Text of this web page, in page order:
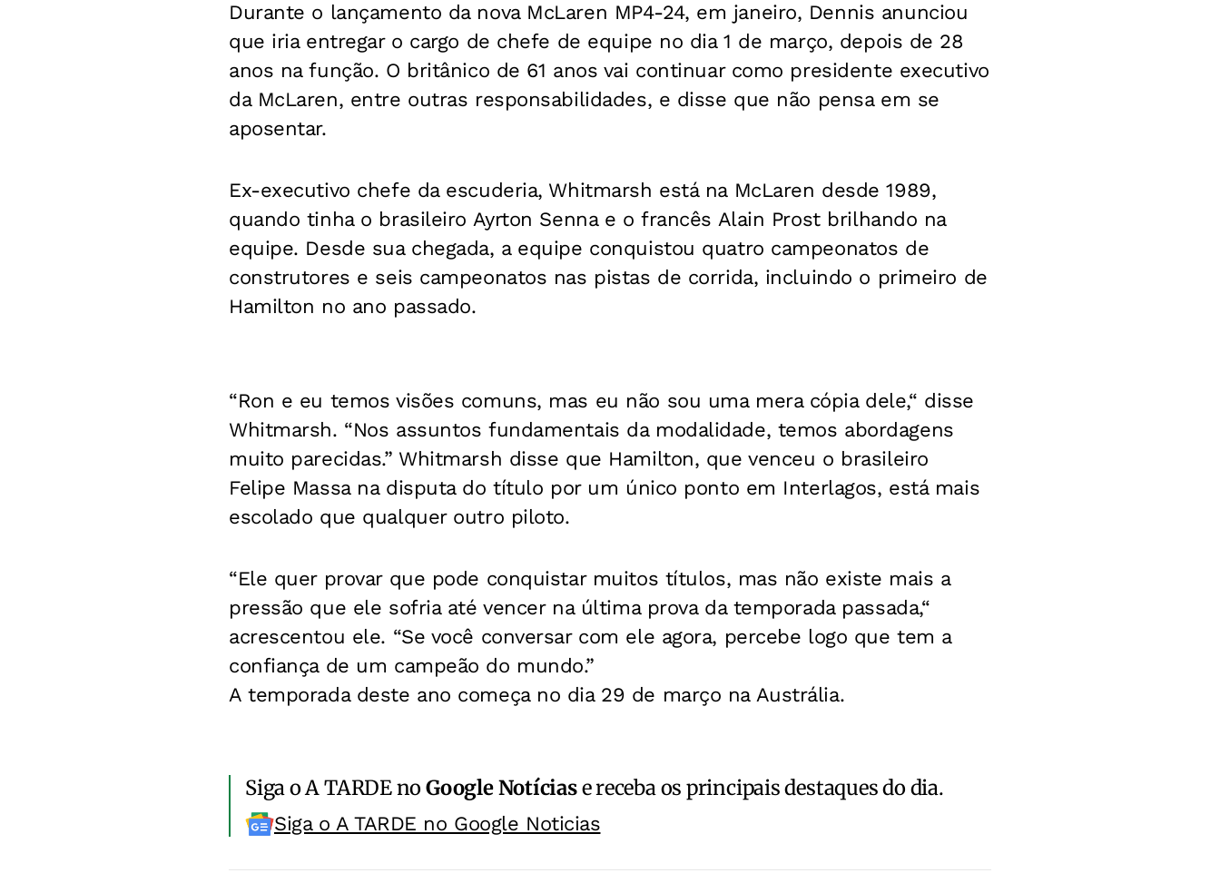
Durante o lançamento da nova McLaren MP4-24, em janeiro, Dennis anunciou
que iria entregar o cargo de chefe de equipe no dia 1 de março, depois de 28
anos na função. O britânico de 61 anos vai continuar como presidente executivo
da McLaren, entre outras responsabilidades, e disse que não pensa em se
aposentar.
Ex-executivo chefe da escuderia, Whitmarsh está na McLaren desde 1989,
quando tinha o brasileiro Ayrton Senna e o francês Alain Prost brilhando na
equipe. Desde sua chegada, a equipe conquistou quatro campeonatos de
construtores e seis campeonatos nas pistas de corrida, incluindo o primeiro de
Hamilton no ano passado.
“Ron e eu temos visões comuns, mas eu não sou uma mera cópia dele,“ disse
Whitmarsh. “Nos assuntos fundamentais da modalidade, temos abordagens
muito parecidas.” Whitmarsh disse que Hamilton, que venceu o brasileiro
Felipe Massa na disputa do título por um único ponto em Interlagos, está mais
escolado que qualquer outro piloto.
“Ele quer provar que pode conquistar muitos títulos, mas não existe mais a
pressão que ele sofria até vencer na última prova da temporada passada,“
acrescentou ele. “Se você conversar com ele agora, percebe logo que tem a
confiança de um campeão do mundo.”
A temporada deste ano começa no dia 29 de março na Austrália.
Siga o A TARDE noGoogle Notíciase receba os principais destaques do dia.
Siga o A TARDE no Google Noticias